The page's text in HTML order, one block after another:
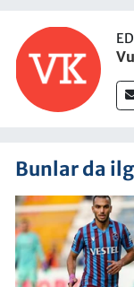
Bunlar da